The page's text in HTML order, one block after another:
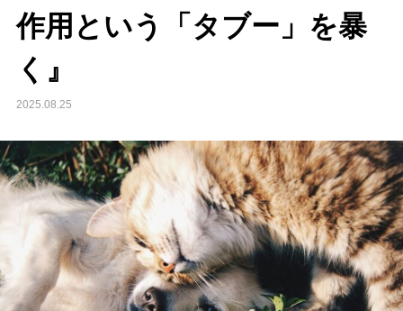
作用という「タブー」を暴
く』
2025.08.25